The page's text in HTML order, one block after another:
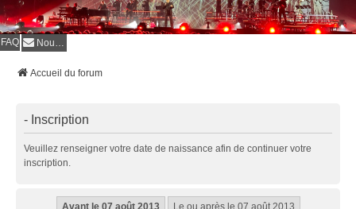
FAQ Nous contacter
Accueil du forum
- Inscription
Veuillez renseigner votre date de naissance afin de continuer votre
inscription.